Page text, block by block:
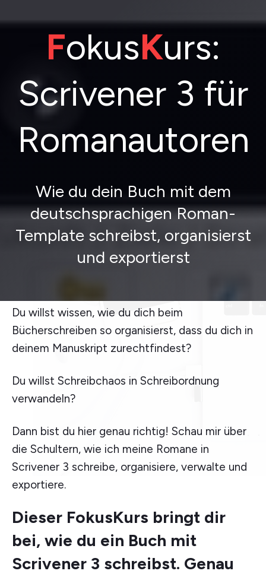
FokusKurs:
Scrivener 3 für
Romanautoren
Wie du dein Buch mit dem
deutschsprachigen Roman-
Template schreibst, organisierst
und exportierst
Du willst wissen, wie du dich beim
Bücherschreiben so organisierst, dass du dich in
deinem Manuskript zurechtfindest?
Du willst Schreibchaos in Schreibordnung
verwandeln?
Dann bist du hier genau richtig! Schau mir über
die Schultern, wie ich meine Romane in
Scrivener 3 schreibe, organisiere, verwalte und
exportiere.
Dieser FokusKurs bringt dir
bei, wie du ein Buch mit
Scrivener 3 schreibst. Genau